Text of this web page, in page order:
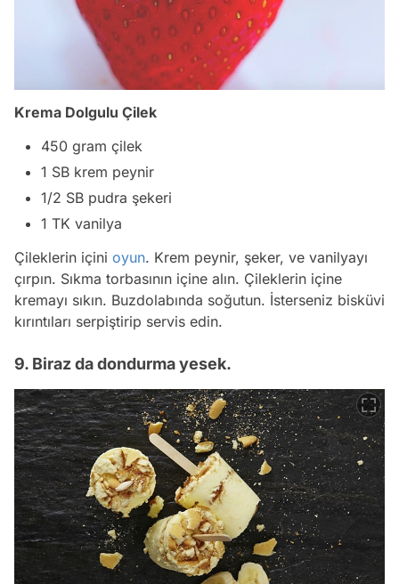
Krema Dolgulu Çilek
450 gram çilek
1 SB krem peynir
1/2 SB pudra şekeri
1 TK vanilya
Çileklerin içini oyun. Krem peynir, şeker, ve vanilyayı
çırpın. Sıkma torbasının içine alın. Çileklerin içine
kremayı sıkın. Buzdolabında soğutun. İsterseniz bisküvi
kırıntıları serpiştirip servis edin.
9. Biraz da dondurma yesek.